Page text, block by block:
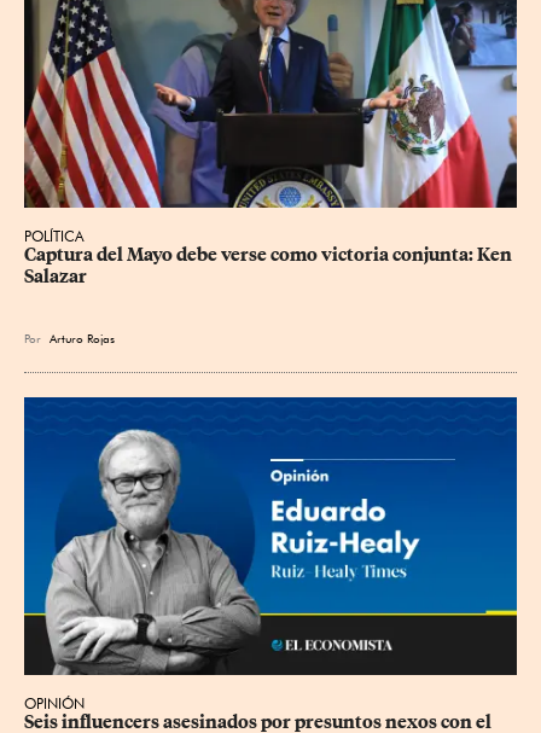
POLÍTICA
Captura del Mayo debe verse como victoria conjunta: Ken
Salazar
Por Arturo Rojas
OPINIÓN
Seis influencers asesinados por presuntos nexos con el